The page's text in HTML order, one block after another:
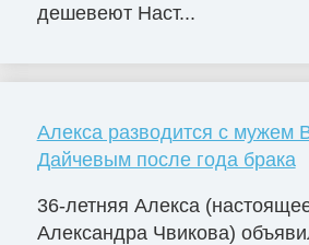
дешевеют Наст...
Алекса разводится с мужем
Дайчевым после года брака
36-летняя Алекса
Александра Чвикова)